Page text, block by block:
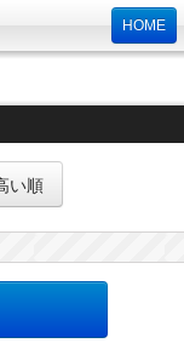
HOME
い順